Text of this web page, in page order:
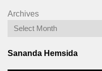
Archives
Sananda Hemsida